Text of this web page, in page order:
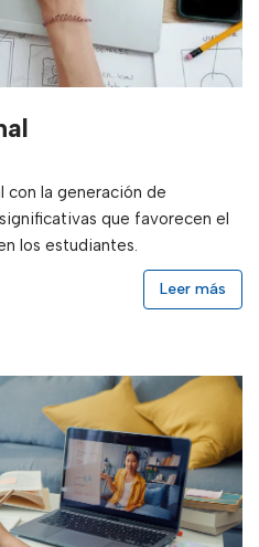
con la generación de
que favorecen el
los estudiantes.
Leer más